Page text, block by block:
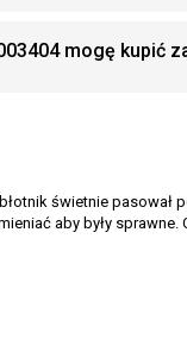
mogę kupić
świetnie pasował
aby były sprawne.